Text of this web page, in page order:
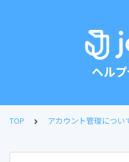
ヘル
TOP アカウント管理につい